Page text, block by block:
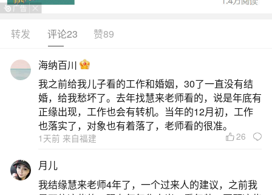
生活中像还完阴债后为什么会做梦？都是很常
见的问题，但是小问题不注意可能会引起大麻烦，
下面就这个问题给大家做一些解读：
1、还完阴债后做噩梦了说明什么
还完阴债后做噩梦，通常被认为是心理或精神
层面的一种反应，并无科学依据支持其与超自然现
象有关。部分人可能因还阴债前后情绪紧张、心理
转发 评论23 赞89
海纳百川
我之前给我儿子看的工作和婚姻，30了一直没有结
婚，给我愁坏了。去年找慧来老师看的，说是年底有
正缘出现，工作也会有转机。当年的12月初，工作
也落实了，对象也有着落了，老师看的很准。
1天前 来自福建 26
月儿
我结缘慧来老师4年了，一个过来人的建议，之前我